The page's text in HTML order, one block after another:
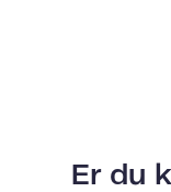
Er du